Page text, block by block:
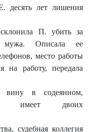
десять лет лишения
П. убить за
мужа. Описала ее
место работы
на работу, передала
вину в содеянном,
имеет двоих
судебная коллегия